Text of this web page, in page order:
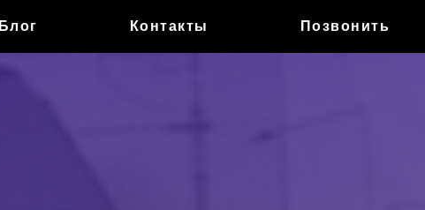
Блог Контакты Позвонить